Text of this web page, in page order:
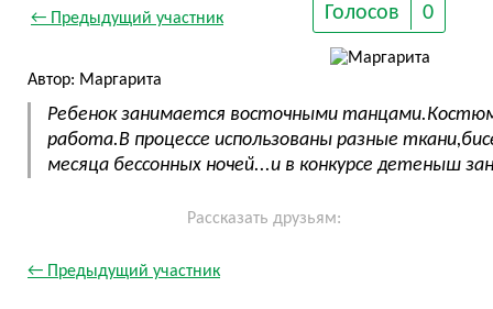
← Предыдущий участник Голосов 0
Автор: Маргарита
Ребенок занимается восточными
работа.В процессе использованы разные
месяца бессонных ночей...и в конкурсе детеныш
Рассказать друзьям:
← Предыдущий участник